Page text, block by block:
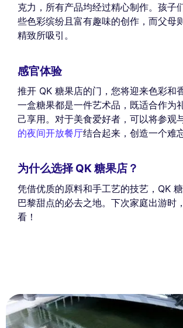
克力，所有产品均经过精心制作。孩子
些色彩缤纷且富有趣味的创作，而父母
精致所吸引。
感官体验
推开 QK 糖果店的门，您将迎来色彩和
一盒糖果都是一件艺术品，既适合作为
己享用。对于美食爱好者，可以将参观
的夜间开放餐厅结合起来，创造一个难
为什么选择 QK 糖果店？
凭借优质的原料和手工艺的技艺，QK
巴黎甜点的必去之地。下次家庭出游时
看！